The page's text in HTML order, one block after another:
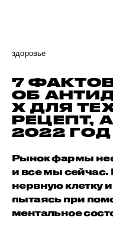
здоровье
7
ОБ
Х ДЛЯ
РЕЦЕПТ,
2022 ГОД
Рынок фармы
и все мы сейчас.
нервную клетку
пытаясь при
ментальное